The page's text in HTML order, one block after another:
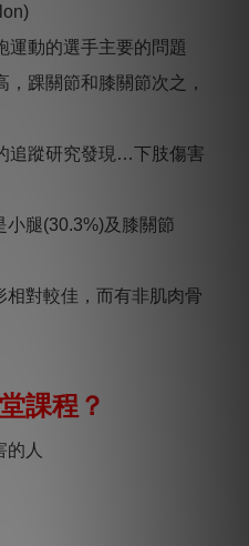
動的選手主要的問題
踝關節和膝關節次之，
蹤研究發現…下肢傷害
(30.3%)及膝關節
較佳，而有非肌肉骨
課程？
人